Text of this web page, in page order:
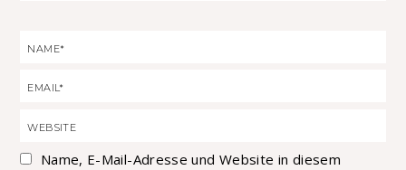
Name, E-Mail-Adresse und Website in diesem